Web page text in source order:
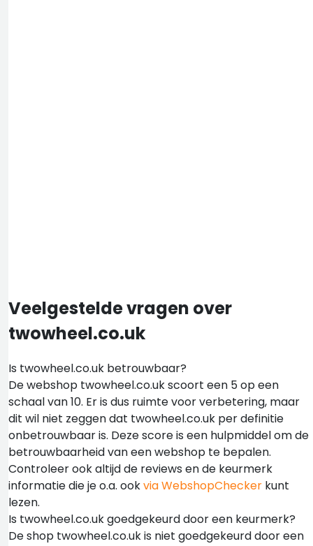
Veelgestelde vragen over
twowheel.co.uk
Is twowheel.co.uk betrouwbaar?
De webshop twowheel.co.uk scoort een 5 op een
schaal van 10. Er is dus ruimte voor verbetering, maar
dit wil niet zeggen dat twowheel.co.uk per definitie
onbetrouwbaar is. Deze score is een hulpmiddel om de
betrouwbaarheid van een webshop te bepalen.
Controleer ook altijd de reviews en de keurmerk
informatie die je o.a. ookvia WebshopChecker kunt
lezen.
Is twowheel.co.uk goedgekeurd door een keurmerk?
De shop twowheel.co.uk is niet goedgekeurd door een